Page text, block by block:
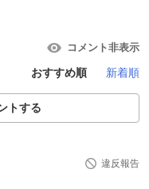
コメント非表示
おすすめ順 新着順
トする
違反報告